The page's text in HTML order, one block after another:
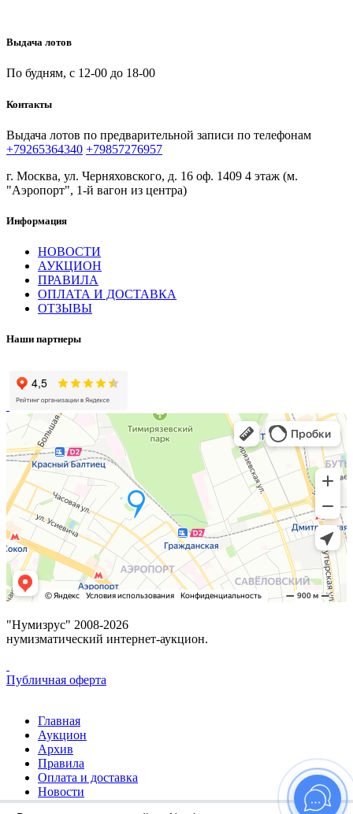
Выдача лотов
По будням, с 12-00 до 18-00
Контакты
Выдача лотов по предварительной записи по телефонам
+79265364340 +79857276957
г. Москва, ул. Черняховского, д. 16 оф. 1409 4 этаж (м.
"Аэропорт", 1-й вагон из центра)
Информация
НОВОСТИ
АУКЦИОН
ПРАВИЛА
ОПЛАТА И ДОСТАВКА
ОТЗЫВЫ
Наши партнеры
"Нумизрус" 2008-2026
нумизматический интернет-аукцион.
Публичная оферта
Главная
Аукцион
Архив
Правила
Оплата и доставка
Новости
Избранное